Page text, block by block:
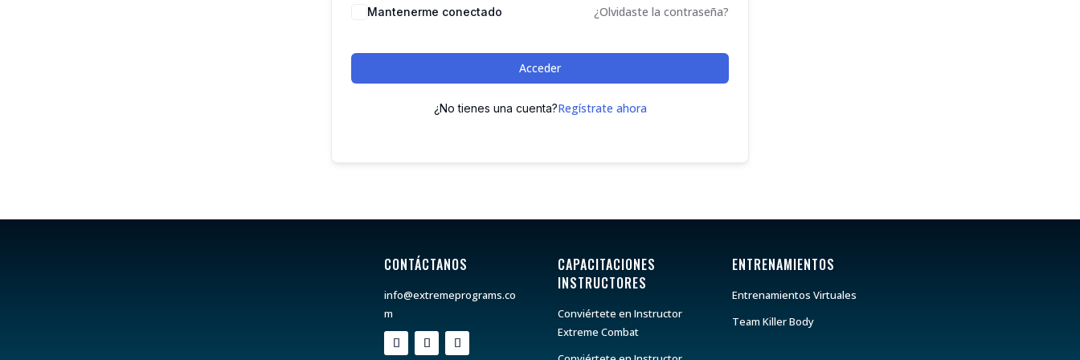
Mantenerme conectado ¿Olvidaste la contraseña?
Acceder
¿No tienes una cuenta?Regístrate ahora
CONTÁCTANOS
info@extremeprograms.co
m
CAPACITACIONES
INSTRUCTORES
Conviértete en Instructor
Extreme Combat
ENTRENAMIENTOS
Entrenamientos Virtuales
Team Killer Body